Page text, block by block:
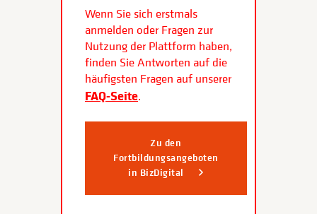
Wenn Sie sich erstmals
anmelden oder Fragen zur
Nutzung der Plattform haben,
finden Sie Antworten auf die
häufigsten Fragen auf unserer
FAQ-Seite.
Zu den
Fortbildungsangeboten
in BizDigital